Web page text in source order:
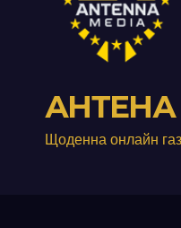
АНТЕНА
Щоденна онлайн